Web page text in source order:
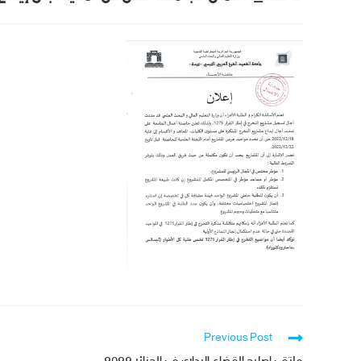
Previous Post